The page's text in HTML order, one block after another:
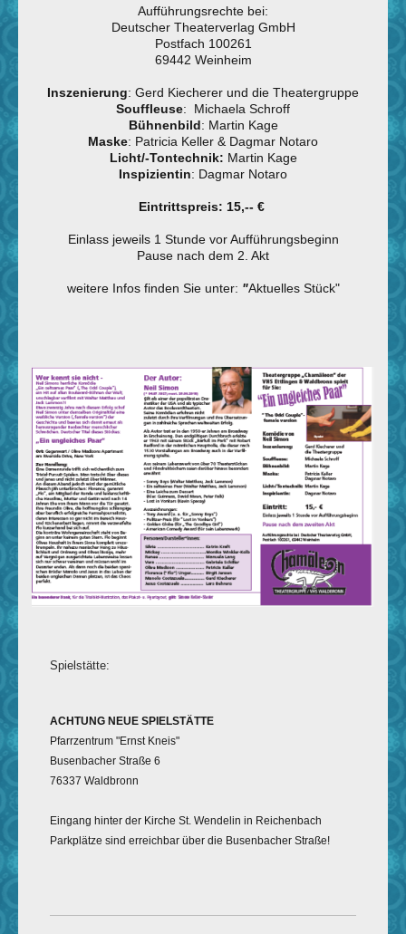
Aufführungsrechte bei:
Deutscher Theaterverlag GmbH
Postfach 100261
69442 Weinheim
Inszenierung: Gerd Kiecherer und die Theatergruppe
Souffleuse: Michaela Schroff
Bühnenbild: Martin Kage
Maske: Patricia Keller & Dagmar Notaro
Licht/-Tontechnik: Martin Kage
Inspizientin: Dagmar Notaro
Eintrittspreis: 15,-- €
Einlass jeweils 1 Stunde vor Aufführungsbeginn
Pause nach dem 2. Akt
weitere Infos finden Sie unter: "Aktuelles Stück"
Spielstätte:
ACHTUNG NEUE SPIELSTÄTTE
Pfarrzentrum "Ernst Kneis"
Busenbacher Straße 6
76337 Waldbronn
Eingang hinter der Kirche St. Wendelin in Reichenbach
Parkplätze sind erreichbar über die Busenbacher Straße!